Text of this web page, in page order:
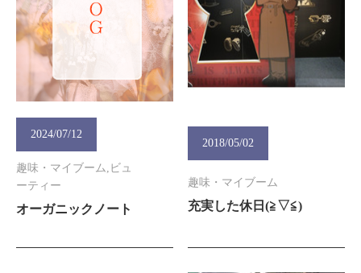
2024/07/12
趣味・マイブーム,ビュ
ーティー
オーガニックノート
2018/05/02
趣味・マイブーム
充実した休日(≧▽≦)